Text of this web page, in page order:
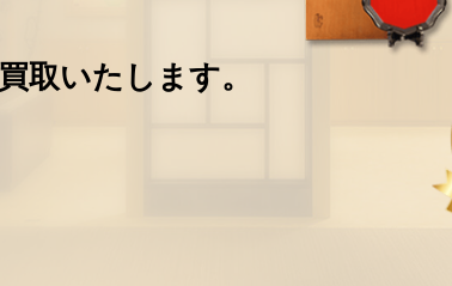
取いたします。